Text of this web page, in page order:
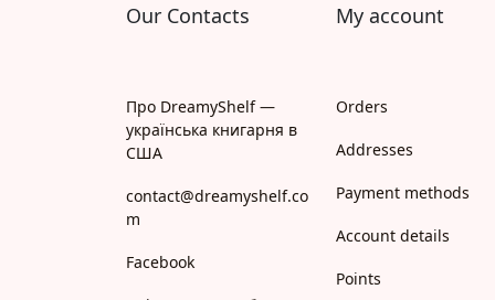
Our Contacts
Про DreamyShelf —
українська книгарня в
США
contact@dreamyshelf.co
m
Facebook
My account
Orders
Addresses
Payment methods
Account details
Points